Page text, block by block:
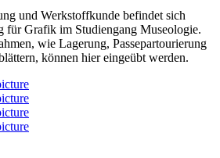
und Werkstoffkunde befindet sich
für Grafik im Studiengang Museologie.
wie Lagerung, Passepartourierung
können hier eingeübt werden.